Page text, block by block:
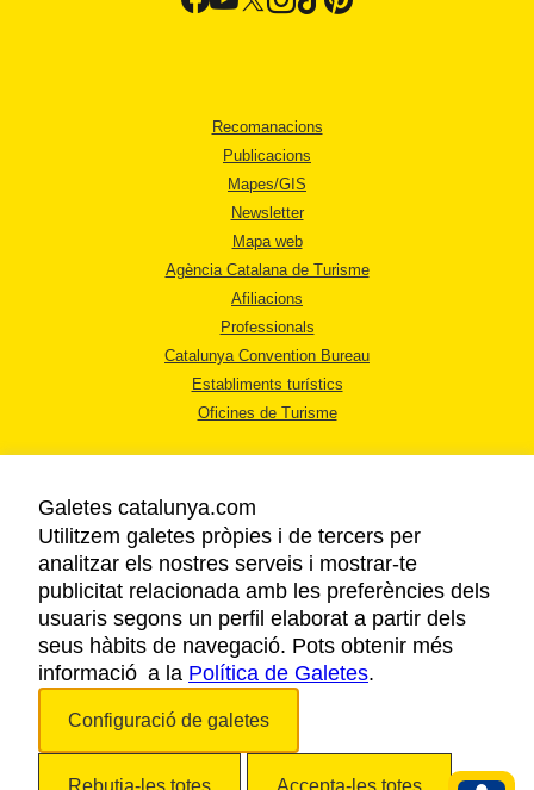
Recomanacions
Publicacions
Mapes/GIS
Newsletter
Mapa web
Agència Catalana de Turisme
Afiliacions
Professionals
Catalunya Convention Bureau
Establiments turístics
Oficines de Turisme
AVÍS LEGAL
POLÍTICA DE PRIVACITAT
COOKIES
ACCESSIBILITAT
Galetes catalunya.com
Utilitzem galetes pròpies i de tercers per
analitzar els nostres serveis i mostrar-te
publicitat relacionada amb les preferències dels
usuaris segons un perfil elaborat a partir dels
seus hàbits de navegació. Pots obtenir més
informació a la Política de Galetes.
Configuració de galetes
Rebutja-les totes Accepta-les totes